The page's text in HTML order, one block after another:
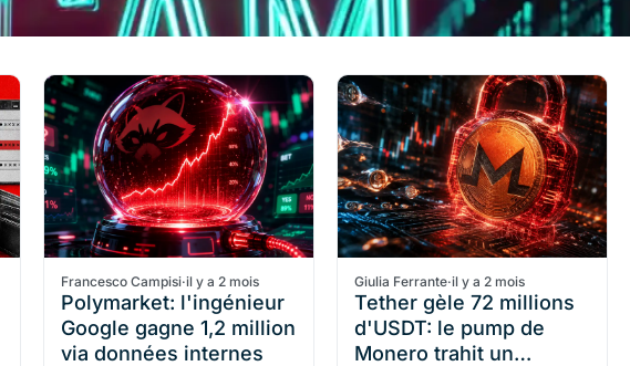
Francesco Campisi·il y a 2 mois
Polymarket: l'ingénieur
Google gagne 1,2 million
via données internes
Giulia Ferrante·il y a 2 mois
Tether gèle 72 millions
d'USDT: le pump de
Monero trahit un